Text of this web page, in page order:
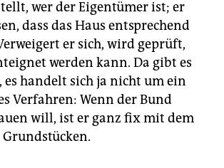
wer der Eigentümer ist; er
dass das Haus entsprechend
er sich, wird geprüft,
werden kann. Da gibt es
handelt sich ja nicht um ein
Verfahren: Wenn der Bund
will, ist er ganz fix mit dem